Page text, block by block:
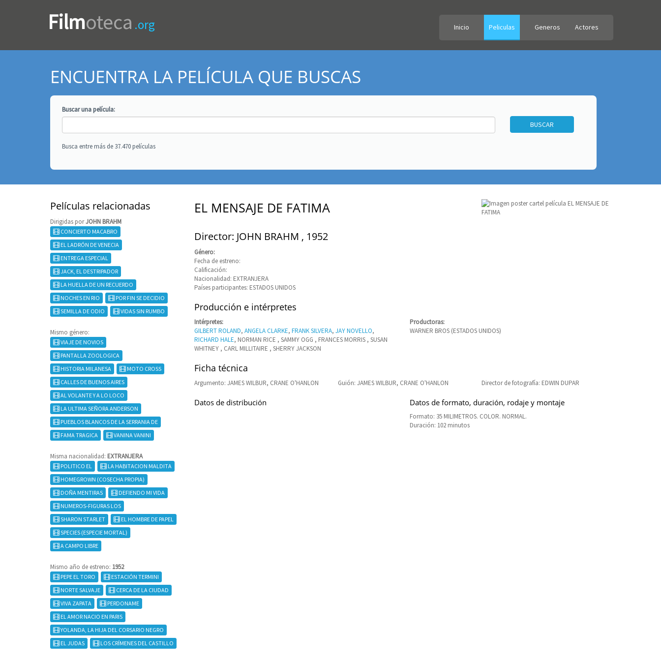
Filmoteca .org Inicio Peliculas Generos Actores
ENCUENTRA LA PELÍCULA QUE BUSCAS
Buscar unapelícula:
Busca entre más de 37.470 películas
Películas relacionadas
Dirigidas porJOHN BRAHM
CONCIERTO MACABRO
EL LADRÓN DE VENECIA
ENTREGA ESPECIAL
JACK, EL DESTRIPADOR
LA HUELLA DE UN RECUERDO
NOCHES EN RIO
POR FIN SE DECIDIO
SEMILLA DE ODIO
VIDAS SIN RUMBO
Mismo género:
VIAJE DE NOVIOS
PANTALLA ZOOLOGICA
HISTORIA MILANESA
MOTO CROSS
CALLES DE BUENOS AIRES
AL VOLANTE Y A LO LOCO
LA ULTIMA SEÑORA ANDERSON
PUEBLOS BLANCOS DE LA SERRANIA DE
FAMA TRAGICA
VANINA VANINI
Misma nacionalidad: EXTRANJERA
POLITICO EL
LA HABITACION MALDITA
HOMEGROWN (COSECHA PROPIA)
DOÑA MENTIRAS
DEFIENDO MI VIDA
NUMEROS-FIGURAS LOS
SHARON STARLET
EL HOMBRE DE PAPEL
SPECIES (ESPECIE MORTAL)
A CAMPO LIBRE
Mismo año de estreno: 1952
PEPE EL TORO
ESTACIÓN TERMINI
NORTE SALVAJE
CERCA DE LA CIUDAD
VIVA ZAPATA
PERDONAME
EL AMOR NACIO EN PARIS
YOLANDA, LA HIJA DEL CORSARIO NEGRO
EL JUDAS
LOS CRÍMENES DEL CASTILLO
EL MENSAJE DE FATIMA
Director: JOHN BRAHM , 1952
Género:
Fecha de estreno:
Calificación:
Nacionalidad: EXTRANJERA
Países participantes: ESTADOS UNIDOS
Producción e intérpretes
Intérpretes:
GILBERT ROLAND, ANGELA CLARKE, FRANK SILVERA, JAY NOVELLO,
RICHARD HALE, NORMAN RICE , SAMMY OGG , FRANCES MORRIS , SUSAN
WHITNEY , CARL MILLITAIRE , SHERRY JACKSON
Productoras:
WARNER BROS (ESTADOS UNIDOS)
Ficha técnica
Argumento: JAMES WILBUR, CRANE O'HANLON Guión: JAMES WILBUR, CRANE O'HANLON Director de fotografía: EDWIN DUPAR
Datos de distribución Datos de formato, duración, rodaje y montaje
Formato: 35 MILIMETROS. COLOR. NORMAL.
Duración: 102 minutos